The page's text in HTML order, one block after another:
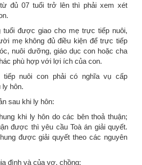
đủ 07 tuổi trở lên thì phải xem xét
tuổi được giao cho mẹ trực tiếp nuôi,
mẹ không đủ điều kiện để trực tiếp
nuôi dưỡng, giáo dục con hoặc cha
phù hợp với lợi ích của con.
tiếp nuôi con phải có nghĩa vụ cấp
hôn.
sau khi ly hôn:
khi ly hôn do các bên thoả thuận;
được thì yêu cầu Toà án giải quyết.
được giải quyết theo các nguyên
đình và của vợ, chồng;